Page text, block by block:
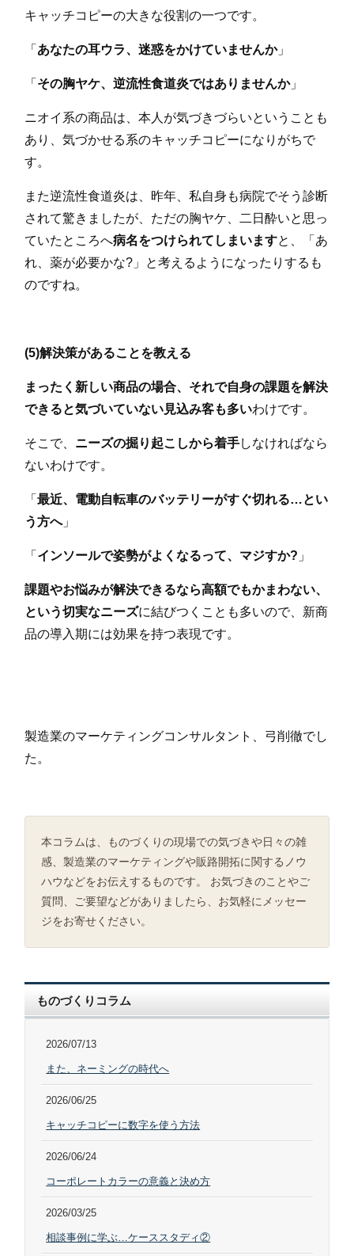
キャッチコピーの大きな役割の一つです。
「 あなたの耳ウラ、迷惑をかけていませんか」
「 その胸ヤケ、逆流性食道炎ではありませんか」
ニオイ系の商品は、本人が気づきづらいということも
あり、気づかせる系のキャッチコピーになりがちで
す。
また逆流性食道炎は、昨年、私自身も病院でそう診断
されて驚きましたが、ただの胸ヤケ、二日酔いと思っ
ていたところへ病名をつけられてしまいますと、「あ
れ、薬が必要かな?」と考えるようになったりするも
のですね。
(5)解決策があることを教える
まったく新しい商品の場合、それで自身の課題を解決
できると気づいていない見込み客も多いわけです。
そこで、 ニーズの掘り起こしから着手しなければなら
ないわけです。
「最近、電動自転車のバッテリーがすぐ切れる…とい
う方へ」
「 インソールで姿勢がよくなるって、マジすか? 」
課題やお悩みが解決できるなら高額でもかまわない、
という切実なニーズに結びつくことも多いので、新商
品の導入期には効果を持つ表現です。
製造業のマーケティングコンサルタント、弓削徹でし
た。
本コラムは、ものづくりの現場での気づきや日々の雑
感、製造業のマーケティングや販路開拓に関するノウ
ハウなどをお伝えするものです。 お気づきのことやご
質問、ご要望などがありましたら、お気軽にメッセー
ジをお寄せください。
ものづくりコラム
2026/07/13
また、ネーミングの時代へ
2026/06/25
キャッチコピーに数字を使う方法
2026/06/24
コーポレートカラーの意義と決め方
2026/03/25
相談事例に学ぶ…ケーススタディ②